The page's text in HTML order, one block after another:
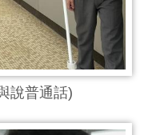
說普通話)